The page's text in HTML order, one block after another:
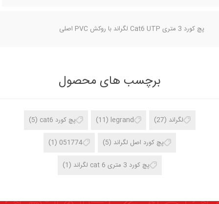
پچ کورد 3 متری Cat6 UTP لگراند با روکش PVC اصلی
برچسب های محصول
لگراند (27)
legrand
(11) پچ کورد cat6 (5)
پچ کورد اصل لگراند (5)
051774
(1)
پچ کورد 3 متری cat 6 لگراند (1)